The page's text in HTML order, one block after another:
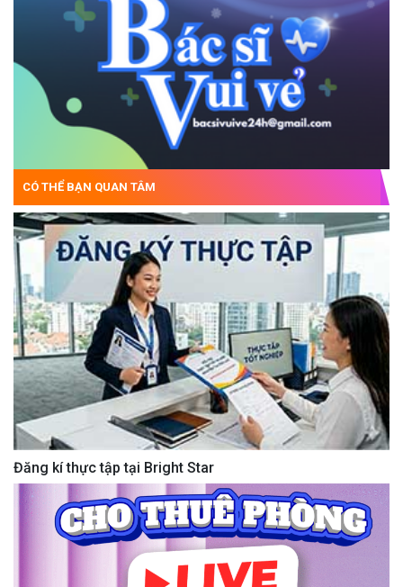
CÓ THỂ BẠN QUAN TÂM
Đăng kí thực tập tại Bright Star